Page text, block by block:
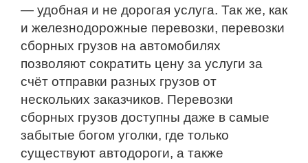
— удобная и не дорогая услуга. Так же, как
и железнодорожные перевозки, перевозки
сборных грузов на автомобилях
позволяют сократить цену за услуги за
счёт отправки разных грузов от
нескольких заказчиков. Перевозки
сборных грузов доступны даже в самые
забытые богом уголки, где только
существуют автодороги, а также